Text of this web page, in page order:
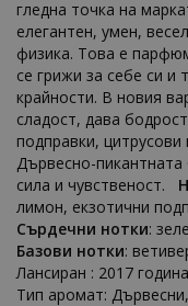
гледна точка на
елегантен, умен,
физика. Това е
се грижи за себе си и
крайности. В новия
сладост, дава
подправки,
Дървесно-
сила и чувственост.
лимон, екзотични
Сърдечни нотки:
Базови нотки:
Лансиран : 2017 година
Тип аромат: